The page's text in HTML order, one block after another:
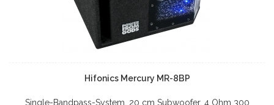
Hifonics Mercury MR-8BP
Single-Bandpass-System, 20 cm Subwoofer, 4 Ohm 300